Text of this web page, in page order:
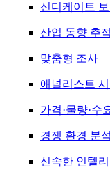
신디케이트
산업 동향 추적
맞춤형 조사
애널리스트
가격·물량·수
경쟁 환경 분석
신속한 인텔